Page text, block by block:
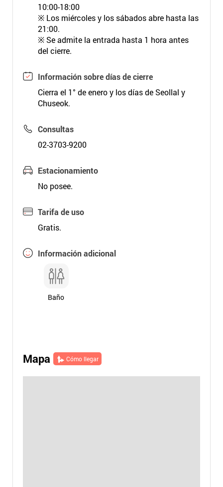
10:00-18:00
※ Los miércoles y los sábados abre hasta las
21:00.
※ Se admite la entrada hasta 1 hora antes
del cierre.
Información sobre días de cierre
Cierra el 1° de enero y los días de Seollal y
Chuseok.
Consultas
02-3703-9200
Estacionamiento
No posee.
Tarifa de uso
Gratis.
Información adicional
Baño
Mapa Cómo llegar